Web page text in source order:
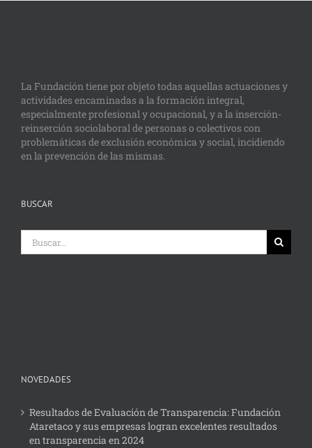
La Fundación tiene por objeto todas aquellas actuaciones y
actividades encaminadas a la formación integral,
especialmente profesional y ocupacional, y a la inserción-
reinserción sociolaboral de personas o colectivos con
problemáticas de exclusión económica y social, incidiendo
en la prevención de las mismas.
BUSCAR
NOVEDADES
Resultados de Evaluación de Transparencia: Fundación
Ataretaco y sus empresas logran excelentes resultados
en transparencia en 2024